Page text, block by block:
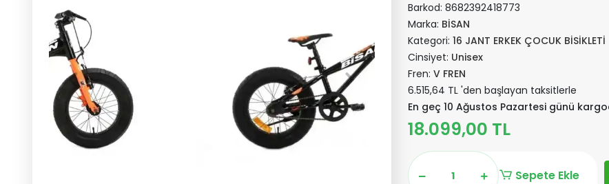
Barkod: 8682392418773
Marka: BİSAN
Kategori: 16 JANT ERKEK ÇOCUK BİSİKLETİ
Cinsiyet: Unisex
Fren: V FREN
6.515,64 TL 'den başlayan taksitlerle
En geç 10 Ağustos Pazartesi günü
18.099,00 TL
Sepete Ekle